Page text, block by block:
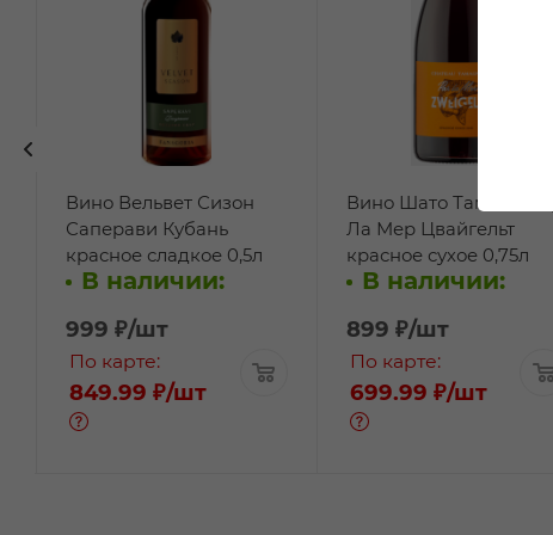
Вино Вельвет Сизон
Саперави Кубань
красное сладкое 0,5л
В наличии:
999 ₽/шт
По карте:
849.99 ₽/шт
Вино Шато Тамань Пар
Ла Мер Цвайгельт
красное сухое 0,75л
В наличии:
899 ₽/шт
По карте:
699.99 ₽/шт